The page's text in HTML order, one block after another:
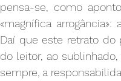
pensa-se, como
«magnífica
Daí que este retrato
do leitor, ao
sempre, a